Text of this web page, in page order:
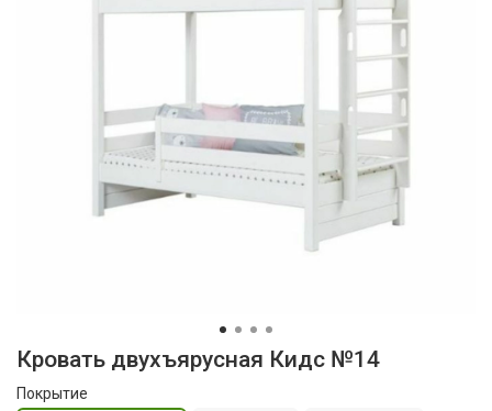
Кровать двухъярусная Кидс №14
Покрытие